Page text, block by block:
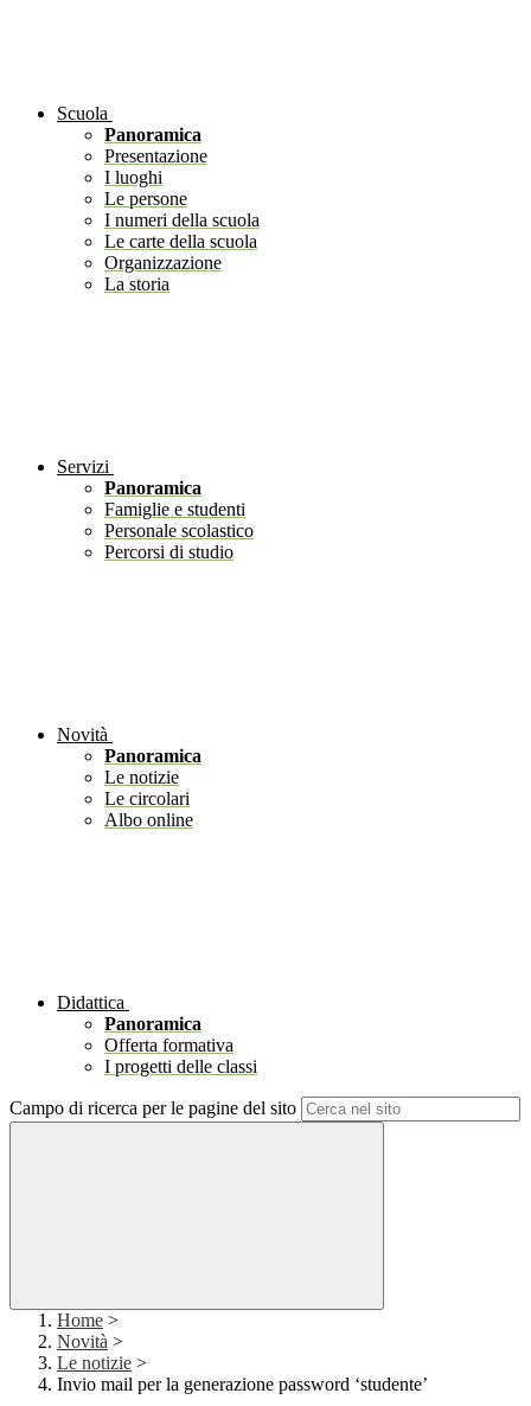
Scuola
Panoramica
Presentazione
I luoghi
Le persone
I numeri della scuola
Le carte della scuola
Organizzazione
La storia
Servizi
Panoramica
Famiglie e studenti
Personale scolastico
Percorsi di studio
Novità
Panoramica
Le notizie
Le circolari
Albo online
Didattica
Panoramica
Offerta formativa
I progetti delle classi
Campo di ricerca per le pagine del sito
Home >
Novità >
Le notizie >
Invio mail per la generazione password ‘studente’